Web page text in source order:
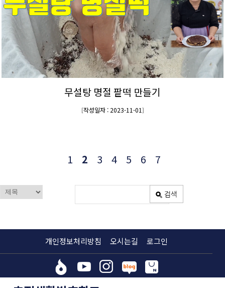
무설탕 명절 팥떡 만들기
[작성일자 : 2023-11-01]
1 2 3 4 5 6 7
개인정보처리방침 오시는길 로그인